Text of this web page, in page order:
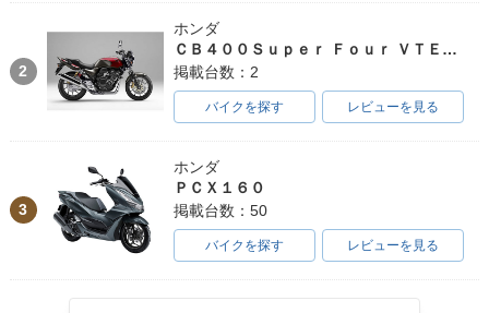
2
ホンダ
ＣＢ４００Ｓｕｐｅｒ Ｆｏｕｒ ＶＴＥＣ ＳＰＥＣ３
掲載台数：2
バイクを探す レビューを見る
3
ホンダ
ＰＣＸ１６０
掲載台数：50
バイクを探す レビューを見る